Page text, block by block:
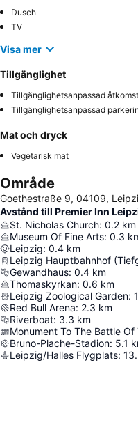
Dusch
TV
Visa mer
Tillgänglighet
Tillgänglighetsanpassad åtkomst
Tillgänglighetsanpassad
Mat och dryck
Vegetarisk mat
Område
Goethestraße 9, 04109,
Avstånd till Premier Inn
St. Nicholas Church: 0.2 km
Museum Of Fine Arts: 0.3
Leipzig: 0.4 km
Leipzig Hauptbahnhof
Gewandhaus: 0.4 km
Thomaskyrkan: 0.6 km
Leipzig Zoological Garden:
Red Bull Arena: 2.3 km
Riverboat: 3.3 km
Monument To The Battle Of
Bruno-Plache-Stadion: 5.1
Leipzig/Halles Flygplats: